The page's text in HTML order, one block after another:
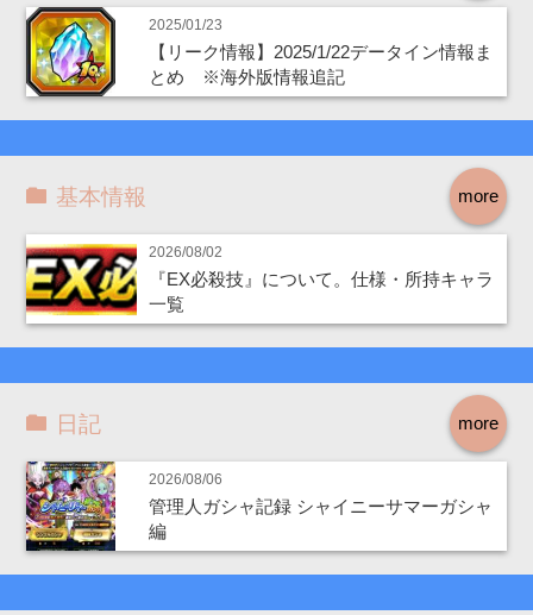
2025/01/23
【リーク情報】2025/1/22データイン情報ま
とめ ※海外版情報追記
more
基本情報
2026/08/02
『EX必殺技』について。仕様・所持キャラ
一覧
more
日記
2026/08/06
管理人ガシャ記録 シャイニーサマーガシャ
編